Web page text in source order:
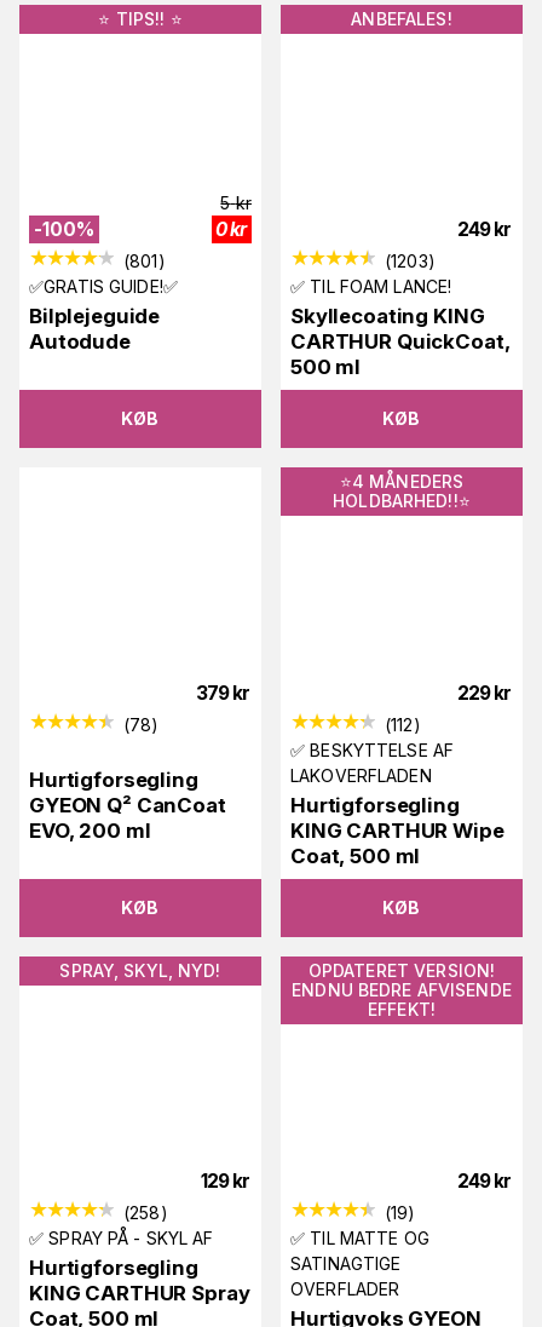
⭐️ TIPS!! ⭐️
-100%
5 kr
0kr
(801)
✅GRATIS GUIDE!✅
Bilplejeguide
Autodude
KØB
ANBEFALES!
249 kr
(1203)
✅ TIL FOAM LANCE!
Skyllecoating KING
CARTHUR QuickCoat,
500 ml
KØB
379 kr
(78)
Hurtigforsegling
GYEON Q² CanCoat
EVO, 200 ml
KØB
⭐️4 MÅNEDERS
HOLDBARHED!!⭐️
229 kr
(112)
✅ BESKYTTELSE AF
LAKOVERFLADEN
Hurtigforsegling
KING CARTHUR Wipe
Coat, 500 ml
KØB
SPRAY, SKYL, NYD!
129 kr
(258)
✅ SPRAY PÅ - SKYL AF
Hurtigforsegling
KING CARTHUR Spray
Coat, 500 ml
OPDATERET VERSION!
ENDNU BEDRE AFVISENDE
EFFEKT!
249 kr
(19)
✅ TIL MATTE OG
SATINAGTIGE
OVERFLADER
Hurtigvoks GYEON